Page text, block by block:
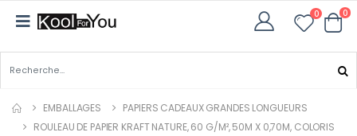
0 0
EMBALLAGES
PAPIERS CADEAUX GRANDES LONGUEURS
ROULEAU DE PAPIER KRAFT NATURE, 60 G/M², 50M X 0,70M, COLORIS